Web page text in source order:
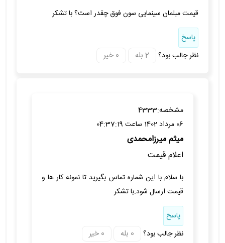
قیمت مبلمان سینمایی سون فوق چقدر است؟ با تشکر
پاسخ
نظر جالب بود؟
مشخصه:4333
06 مرداد 1402 ساعت 04:37:19
میثم میرزامحمدی
اعلام قیمت
با سلام با این شماره تماس بگیرید تا نمونه کار ها و
قیمت ارسال شود.با تشکر
پاسخ
نظر جالب بود؟